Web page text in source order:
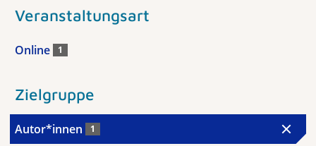
Veranstaltungsart
Online 1
Zielgruppe
Autor*innen 1